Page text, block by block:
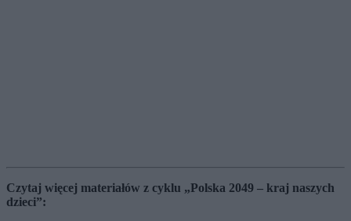
Czytaj więcej materiałów z cyklu „Polska 2049 – kraj naszych
dzieci”: